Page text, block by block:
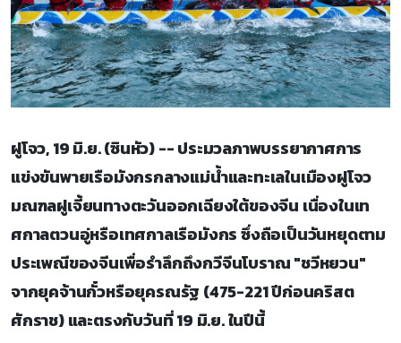
ฝูโจว, 19 มิ.ย. (ซินหัว) -- ประมวลภาพบรรยากาศการ
แข่งขันพายเรือมังกรกลางแม่น้ำและทะเลในเมืองฝูโจว
มณฑลฝูเจี้ยนทางตะวันออกเฉียงใต้ของจีน เนื่องในเท
ศกาลตวนอู่หรือเทศกาลเรือมังกร ซึ่งถือเป็นวันหยุดตาม
ประเพณีของจีนเพื่อรำลึกถึงกวีจีนโบราณ "ชวีหยวน"
จากยุคจ้านกั๋วหรือยุครณรัฐ (475-221 ปีก่อนคริสต
ศักราช) และตรงกับวันที่ 19 มิ.ย. ในปีนี้